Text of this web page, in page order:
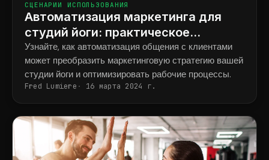
СЦЕНАРИИ ИСПОЛЬЗОВАНИЯ
Автоматизация маркетинга для
студий йоги: практическое
руководство для владельцев
Узнайте, как автоматизация общения с клиентами
может преобразить маркетинговую стратегию вашей
студии йоги и оптимизировать рабочие процессы.
Fred Lumiere 16 марта 2024 г.